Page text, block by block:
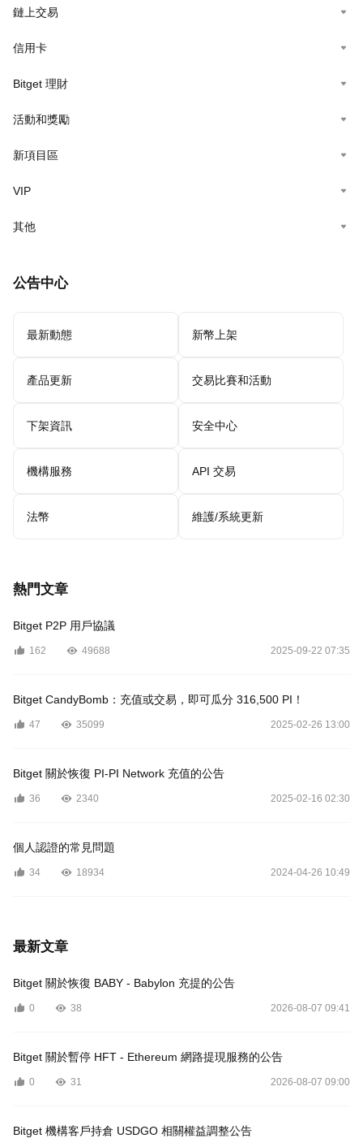
鏈上交易
信用卡
Bitget 理財
活動和獎勵
新項目區
VIP
其他
公告中心
最新動態 新幣上架
產品更新 交易比賽和活動
下架資訊 安全中心
機構服務 API 交易
法幣 維護/系統更新
熱門文章
Bitget P2P 用戶協議
162 49688 2025-09-22 07:35
Bitget CandyBomb：充值或交易，即可瓜分 316,500 PI！
47 35099 2025-02-26 13:00
Bitget 關於恢復 PI-PI Network 充值的公告
36 2340 2025-02-16 02:30
個人認證的常見問題
34 18934 2024-04-26 10:49
最新文章
Bitget 關於恢復 BABY - Babylon 充提的公告
0 38 2026-08-07 09:41
Bitget 關於暫停 HFT - Ethereum 網路提現服務的公告
0 31 2026-08-07 09:00
Bitget 機構客戶持倉 USDGO 相關權益調整公告